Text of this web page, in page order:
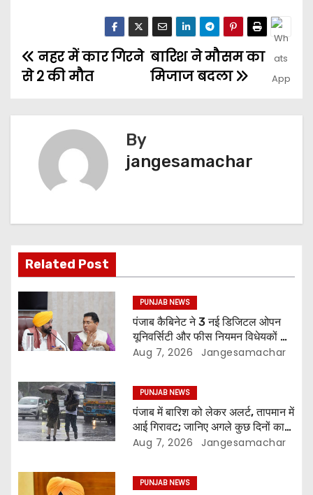
बारिश ने मौसम का
मिजाज बदला
नहर में कार गिरने
से 2 की मौत
By
jangesamachar
Related Post
PUNJAB NEWS
पंजाब कैबिनेट ने 3 नई डिजिटल ओपन
यूनिवर्सिटी और फीस नियमन विधेयकों को
दी मंजूरी
Aug 7, 2026 Jangesamachar
PUNJAB NEWS
पंजाब में बारिश को लेकर अलर्ट, तापमान में
आई गिरावट; जानिए अगले कुछ दिनों का
मौसम
Aug 7, 2026 Jangesamachar
PUNJAB NEWS